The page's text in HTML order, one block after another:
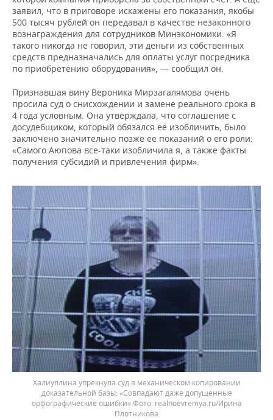
заявил, что в приговоре искажены его показания, якобы
500 тысяч рублей он передавал в качестве незаконного
вознаграждения для сотрудников Минэкономики. «Я
такого никогда не говорил, эти деньги из собственных
средств предназначались для оплаты услуг посредника
по приобретению оборудования», — сообщил он.
Признавшая вину Вероника Мирзагалямова очень
просила суд о снисхождении и замене реального срока в
4 года условным. Она утверждала, что соглашение с
досудебщиком, который обязался ее изобличить, было
заключено значительно позже ее показаний о его роли:
«Самого Аюпова все-таки изобличила я, а также факты
получения субсидий и привлечения фирм».
Халиуллина упрекнула суд в механическом копировании
доказательной базы: «Совпадают даже допущенные
орфографические ошибки»
realnoevremya.ru/Ирина
Плотникова